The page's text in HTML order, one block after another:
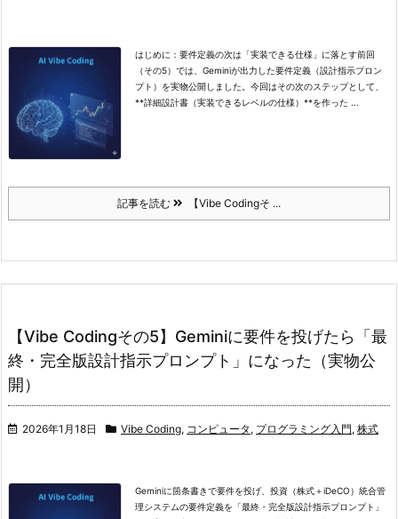
はじめに：要件定義の次は「実装できる仕様」に落とす前回
（その5）では、Geminiが出力した要件定義（設計指示プロン
プト）を実物公開しました。 今回はその次のステップとして、
**詳細設計書（実装できるレベルの仕様）**を作った ...
記事を読む 【Vibe Codingそ ...
【Vibe Codingその5】Geminiに要件を投げたら「最
終・完全版設計指示プロンプト」になった（実物公
開）
2026年1月18日 Vibe Coding, コンピュータ , プログラミング入門, 株式
Geminiに箇条書きで要件を投げ、投資（株式＋iDeCO）統合管
理システムの要件定義を「最終・完全版設計指示プロンプト」